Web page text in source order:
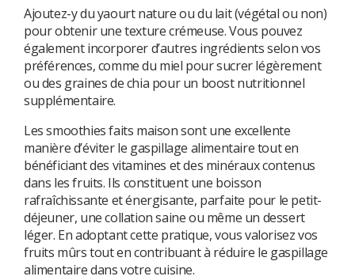
Ajoutez-y du yaourt nature ou du lait (végétal ou non)
pour obtenir une texture crémeuse. Vous pouvez
également incorporer d’autres ingrédients selon vos
préférences, comme du miel pour sucrer légèrement
ou des graines de chia pour un boost nutritionnel
supplémentaire.
Les smoothies faits maison sont une excellente
manière d’éviter le gaspillage alimentaire tout en
bénéficiant des vitamines et des minéraux contenus
dans les fruits. Ils constituent une boisson
rafraîchissante et énergisante, parfaite pour le petit-
déjeuner, une collation saine ou même un dessert
léger. En adoptant cette pratique, vous valorisez vos
fruits mûrs tout en contribuant à réduire le gaspillage
alimentaire dans votre cuisine.